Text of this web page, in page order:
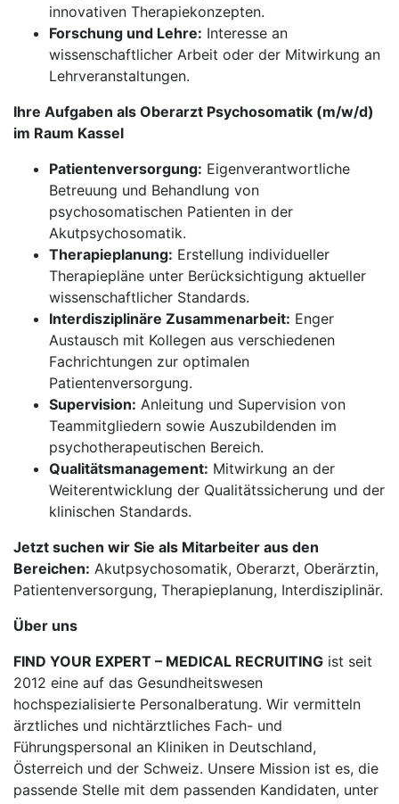
innovativen Therapiekonzepten.
Forschung und Lehre: Interesse an
wissenschaftlicher Arbeit oder der Mitwirkung an
Lehrveranstaltungen.
Ihre Aufgaben als Oberarzt Psychosomatik (m/w/d)
im Raum Kassel
Patientenversorgung: Eigenverantwortliche
Betreuung und Behandlung von
psychosomatischen Patienten in der
Akutpsychosomatik.
Therapieplanung: Erstellung individueller
Therapiepläne unter Berücksichtigung aktueller
wissenschaftlicher Standards.
Interdisziplinäre Zusammenarbeit: Enger
Austausch mit Kollegen aus verschiedenen
Fachrichtungen zur optimalen
Patientenversorgung.
Supervision: Anleitung und Supervision von
Teammitgliedern sowie Auszubildenden im
psychotherapeutischen Bereich.
Qualitätsmanagement: Mitwirkung an der
Weiterentwicklung der Qualitätssicherung und der
klinischen Standards.
Jetzt suchen wir Sie als Mitarbeiter aus den
Bereichen: Akutpsychosomatik, Oberarzt, Oberärztin,
Patientenversorgung, Therapieplanung, Interdisziplinär.
Über uns
FIND YOUR EXPERT – MEDICAL RECRUITING ist seit
2012 eine auf das Gesundheitswesen
hochspezialisierte Personalberatung. Wir vermitteln
ärztliches und nichtärztliches Fach- und
Führungspersonal an Kliniken in Deutschland,
Österreich und der Schweiz. Unsere Mission ist es, die
passende Stelle mit dem passenden Kandidaten, unter